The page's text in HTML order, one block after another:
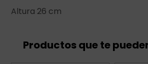
Altura 26 cm
Productos que te